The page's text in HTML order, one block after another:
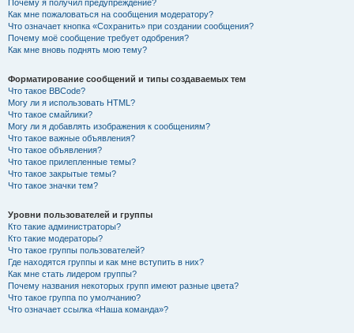
Почему я получил предупреждение?
Как мне пожаловаться на сообщения модератору?
Что означает кнопка «Сохранить» при создании сообщения?
Почему моё сообщение требует одобрения?
Как мне вновь поднять мою тему?
Форматирование сообщений и типы создаваемых тем
Что такое BBCode?
Могу ли я использовать HTML?
Что такое смайлики?
Могу ли я добавлять изображения к сообщениям?
Что такое важные объявления?
Что такое объявления?
Что такое прилепленные темы?
Что такое закрытые темы?
Что такое значки тем?
Уровни пользователей и группы
Кто такие администраторы?
Кто такие модераторы?
Что такое группы пользователей?
Где находятся группы и как мне вступить в них?
Как мне стать лидером группы?
Почему названия некоторых групп имеют разные цвета?
Что такое группа по умолчанию?
Что означает ссылка «Наша команда»?